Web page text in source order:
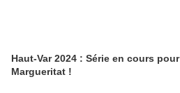
Haut-Var 2024 : Série en cours pour
Margueritat !